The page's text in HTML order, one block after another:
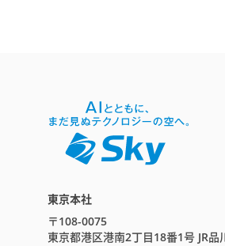
東京本社
〒108-0075
東京都港区港南2丁目18番1号 JR